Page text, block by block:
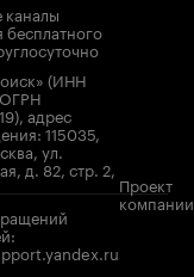
бесплатного
(ИНН
адрес
115035,
ул.
д. 82, стр. 2,
Проект
компании